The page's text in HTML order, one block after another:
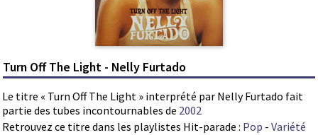
Turn Off The Light - Nelly Furtado
Le titre « Turn Off The Light » interprété par Nelly Furtado fait
partie des tubes incontournables de 2002
Retrouvez ce titre dans les playlistes Hit-parade : Pop - Variété